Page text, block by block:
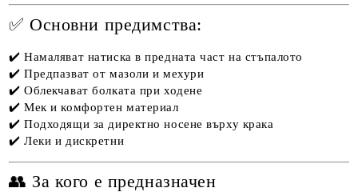
✅ Основни предимства:
✔️ Намаляват натиска в предната част на стъпалото
✔️ Предпазват от мазоли и мехури
✔️ Облекчават болката при ходене
✔️ Мек и комфортен материал
✔️ Подходящи за директно носене върху крака
✔️ Леки и дискретни
👥 За кого е предназначен